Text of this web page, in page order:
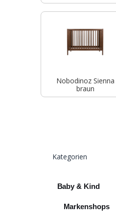
Nobodinoz Sienna
braun
Kategorien
Baby & Kind
Markenshops